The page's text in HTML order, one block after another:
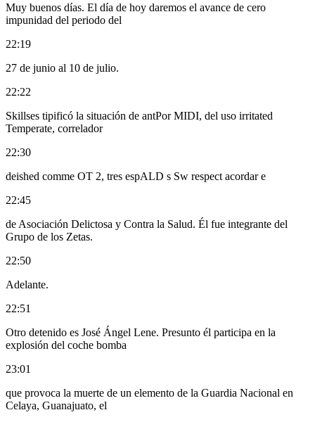
Muy buenos días. El día de hoy daremos el avance de cero
impunidad del periodo del
22:19
27 de junio al 10 de julio.
22:22
Skillses tipificó la situación de antPor MIDI, del uso irritated
Temperate, correlador
22:30
deished comme OT 2, tres espALD s Sw respect acordar e
22:45
de Asociación Delictosa y Contra la Salud. Él fue integrante del
Grupo de los Zetas.
22:50
Adelante.
22:51
Otro detenido es José Ángel Lene. Presunto él participa en la
explosión del coche bomba
23:01
que provoca la muerte de un elemento de la Guardia Nacional en
Celaya, Guanajuato, el